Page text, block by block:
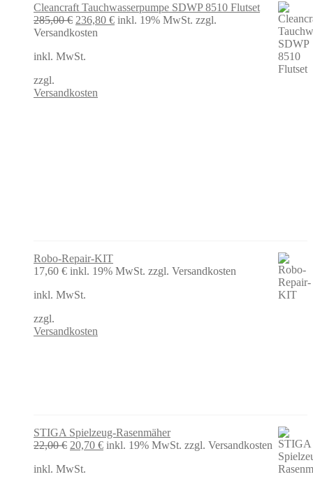
Cleancraft Tauchwasserpumpe SDWP 8510 Flutset
285,00€ Ursprünglicher
Preis
285,00 €
236,80 €Aktueller
inkl. 19% MwSt. zzgl.
Versandkosten
inkl. MwSt.
zzgl.
Versandkosten
Robo-Repair-KIT
17,60 € inkl. 19% MwSt. zzgl. Versandkosten
inkl. MwSt.
zzgl.
Versandkosten
STIGA Spielzeug-Rasenmäher
22,00€ Ursprünglicher
war:
20,70 €Aktueller
inkl. 19% MwSt. zzgl. Versandkosten
inkl. MwSt.